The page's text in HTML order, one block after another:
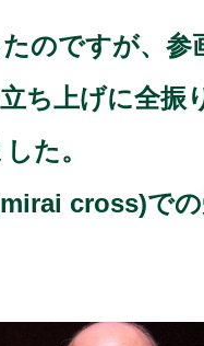
のですが、
ち上げに全振
た。
cross)で